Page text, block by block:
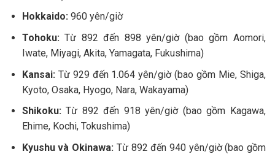
Hokkaido:960 yên/giờ
Tohoku:Từ 892 đến 898 yên/giờ (bao gồm Aomori,
Iwate, Miyagi, Akita, Yamagata, Fukushima)
Kansai: Từ 929 đến 1.064 yên/giờ (bao gồm Mie, Shiga,
Kyoto, Osaka, Hyogo, Nara, Wakayama)
Shikoku:Từ 892 đến 918 yên/giờ (bao gồm Kagawa,
Ehime, Kochi, Tokushima)
Kyushu và Okinawa: Từ 892 đến 940 yên/giờ (bao gồm